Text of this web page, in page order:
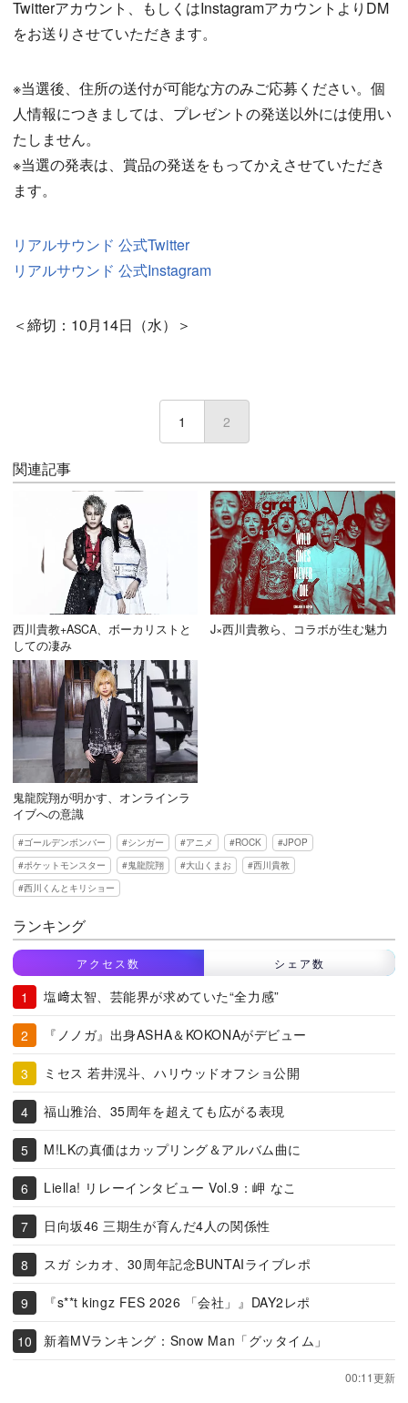
Twitterアカウント、もしくはInstagramアカウントよりDM
をお送りさせていただきます。
※当選後、住所の送付が可能な方のみご応募ください。個
人情報につきましては、プレゼントの発送以外には使用い
たしません。
※当選の発表は、賞品の発送をもってかえさせていただき
ます。
リアルサウンド 公式Twitter
リアルサウンド 公式Instagram
＜締切：10月14日（水）＞
1 2
関連記事
西川貴教+ASCA、ボーカリストと
しての凄み
J×西川貴教ら、コラボが生む魅力
鬼龍院翔が明かす、オンラインラ
イブへの意識
ゴールデンボンバー シンガー アニメ ROCK
JPOP
ポケットモンスター
鬼龍院翔 大山くまお
西川貴教
西川くんとキリショー
ランキング
アクセス数 シェア数
塩﨑太智、芸能界が求めていた“全力感”
『ノノガ』出身ASHA＆KOKONAがデビュー
ミセス 若井滉斗、ハリウッドオフショ公開
福山雅治、35周年を超えても広がる表現
M!LKの真価はカップリング＆アルバム曲に
Liella! リレーインタビュー Vol.9：岬 なこ
日向坂46 三期生が育んだ4人の関係性
スガ シカオ、30周年記念BUNTAIライブレポ
『s**t kingz FES 2026 「会社」』DAY2レポ
新着MVランキング：Snow Man「グッタイム」
00:11更新